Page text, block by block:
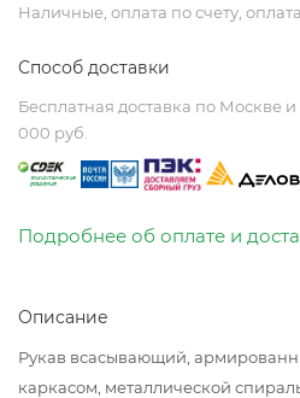
Наличные, оплата по счету,
Способ доставки
Бесплатная доставка по Москве
000 руб.
Подробнее об оплате и
Описание
Рукав всасывающий,
каркасом, металлической